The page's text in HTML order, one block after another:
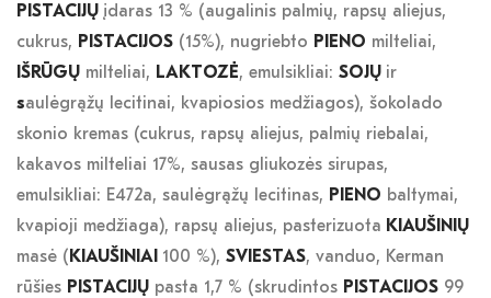
PISTACIJŲ įdaras 13 % (augalinis palmių, rapsų aliejus,
cukrus, PISTACIJOS (15%), nugriebto PIENO milteliai,
IŠRŪGŲ milteliai, LAKTOZĖ, emulsikliai: SOJŲ ir
saulėgrąžų lecitinai, kvapiosios medžiagos), šokolado
skonio kremas (cukrus, rapsų aliejus, palmių riebalai,
kakavos milteliai 17%, sausas gliukozės sirupas,
emulsikliai: E472a, saulėgrąžų lecitinas, PIENO baltymai,
kvapioji medžiaga), rapsų aliejus, pasterizuota KIAUŠINIŲ
masė ( KIAUŠINIAI 100 %), SVIESTAS, vanduo, Kerman
rūšies PISTACIJŲ pasta 1,7 % (skrudintos PISTACIJOS 99